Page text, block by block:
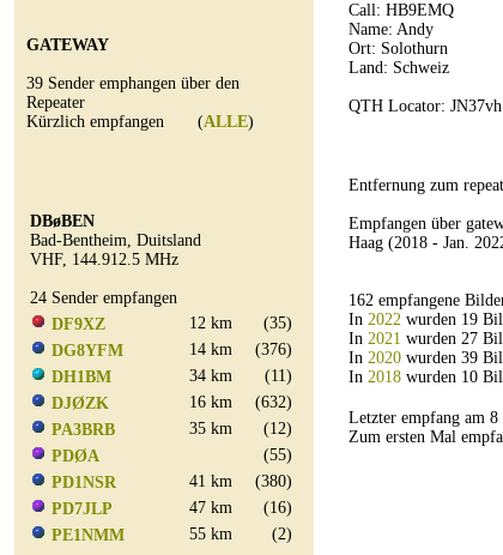
GATEWAY
39 Sender emphangen über den
Repeater
Kürzlich empfangen (ALLE)
DBøBEN
Bad-Bentheim, Duitsland
VHF, 144.912.5 MHz
24 Sender empfangen
DF9XZ
12 km
(35)
DG8YFM
14 km
(376)
DH1BM
34 km
(11)
DJØZK
16 km
(632)
PA3BRB
35 km
(12)
PDØA
(55)
PD1NSR
41 km
(380)
PD7JLP
47 km
(16)
PE1NMM
55 km (2)
Call: HB9EMQ
Name: Andy
Ort: Solothurn
Land: Schweiz
QTH Locator: JN37vh
Entfernung zum
Empfangen über
Haag (2018 - Jan.
162 empfangene
In 2022 wurden 19
In 2021 wurden 27
In 2020 wurden 39
In 2018 wurden 10
Letzter empfang am
Zum ersten Mal